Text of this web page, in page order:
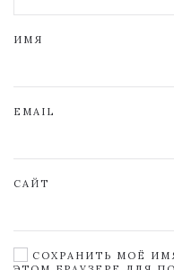
ИМЯ
EMAIL
САЙТ
СОХРАНИТЬ МОЁ